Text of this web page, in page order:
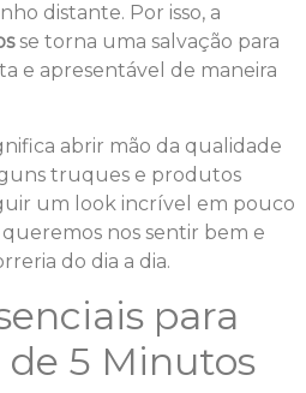
distante. Por isso, a
se torna uma salvação para
e apresentável de maneira
abrir mão da qualidade
truques e produtos
um look incrível em pouco
nos sentir bem e
do dia a dia.
para
5 Minutos